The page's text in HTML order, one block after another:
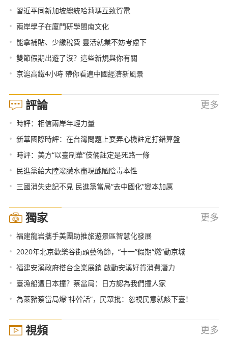
• 習近平同新加坡總統哈莉瑪互致賀電
• 兩岸學子在廈門研學閩南文化
• 能拿補貼、少繳稅費 靈活就業不妨考慮下
• 雙節假期出遊了沒？這些新規與你有關
• 京滬高鐵4小時 帶你看遍中國經濟新風景
評論 更多
• 時評：相信兩岸年輕力量
• 新華國際時評：在台灣問題上耍弄心機註定打錯算盤
• 時評：美方“以臺制華”伎倆註定是死路一條
• 民進黨給大陸潑臟水盡現醜陋陰毒本性
• 三國消失史記不見 民進黨當局“去中國化”變本加厲
獨家 更多
• 福建龍岩攜手美團助推旅遊景區智慧化發展
• 2020年北京歡樂谷街頭藝術節，“十一”假期“燃”動京城
• 福建安溪政府搭台企業展銷 啟動安溪好貨消費潛力
• 臺漁船遭日本撞？蔡當局：日方認為我們撞人家
• 為萊豬蔡當局爆“神幹話”，民眾批：忽視民意就該下臺！
視頻 更多